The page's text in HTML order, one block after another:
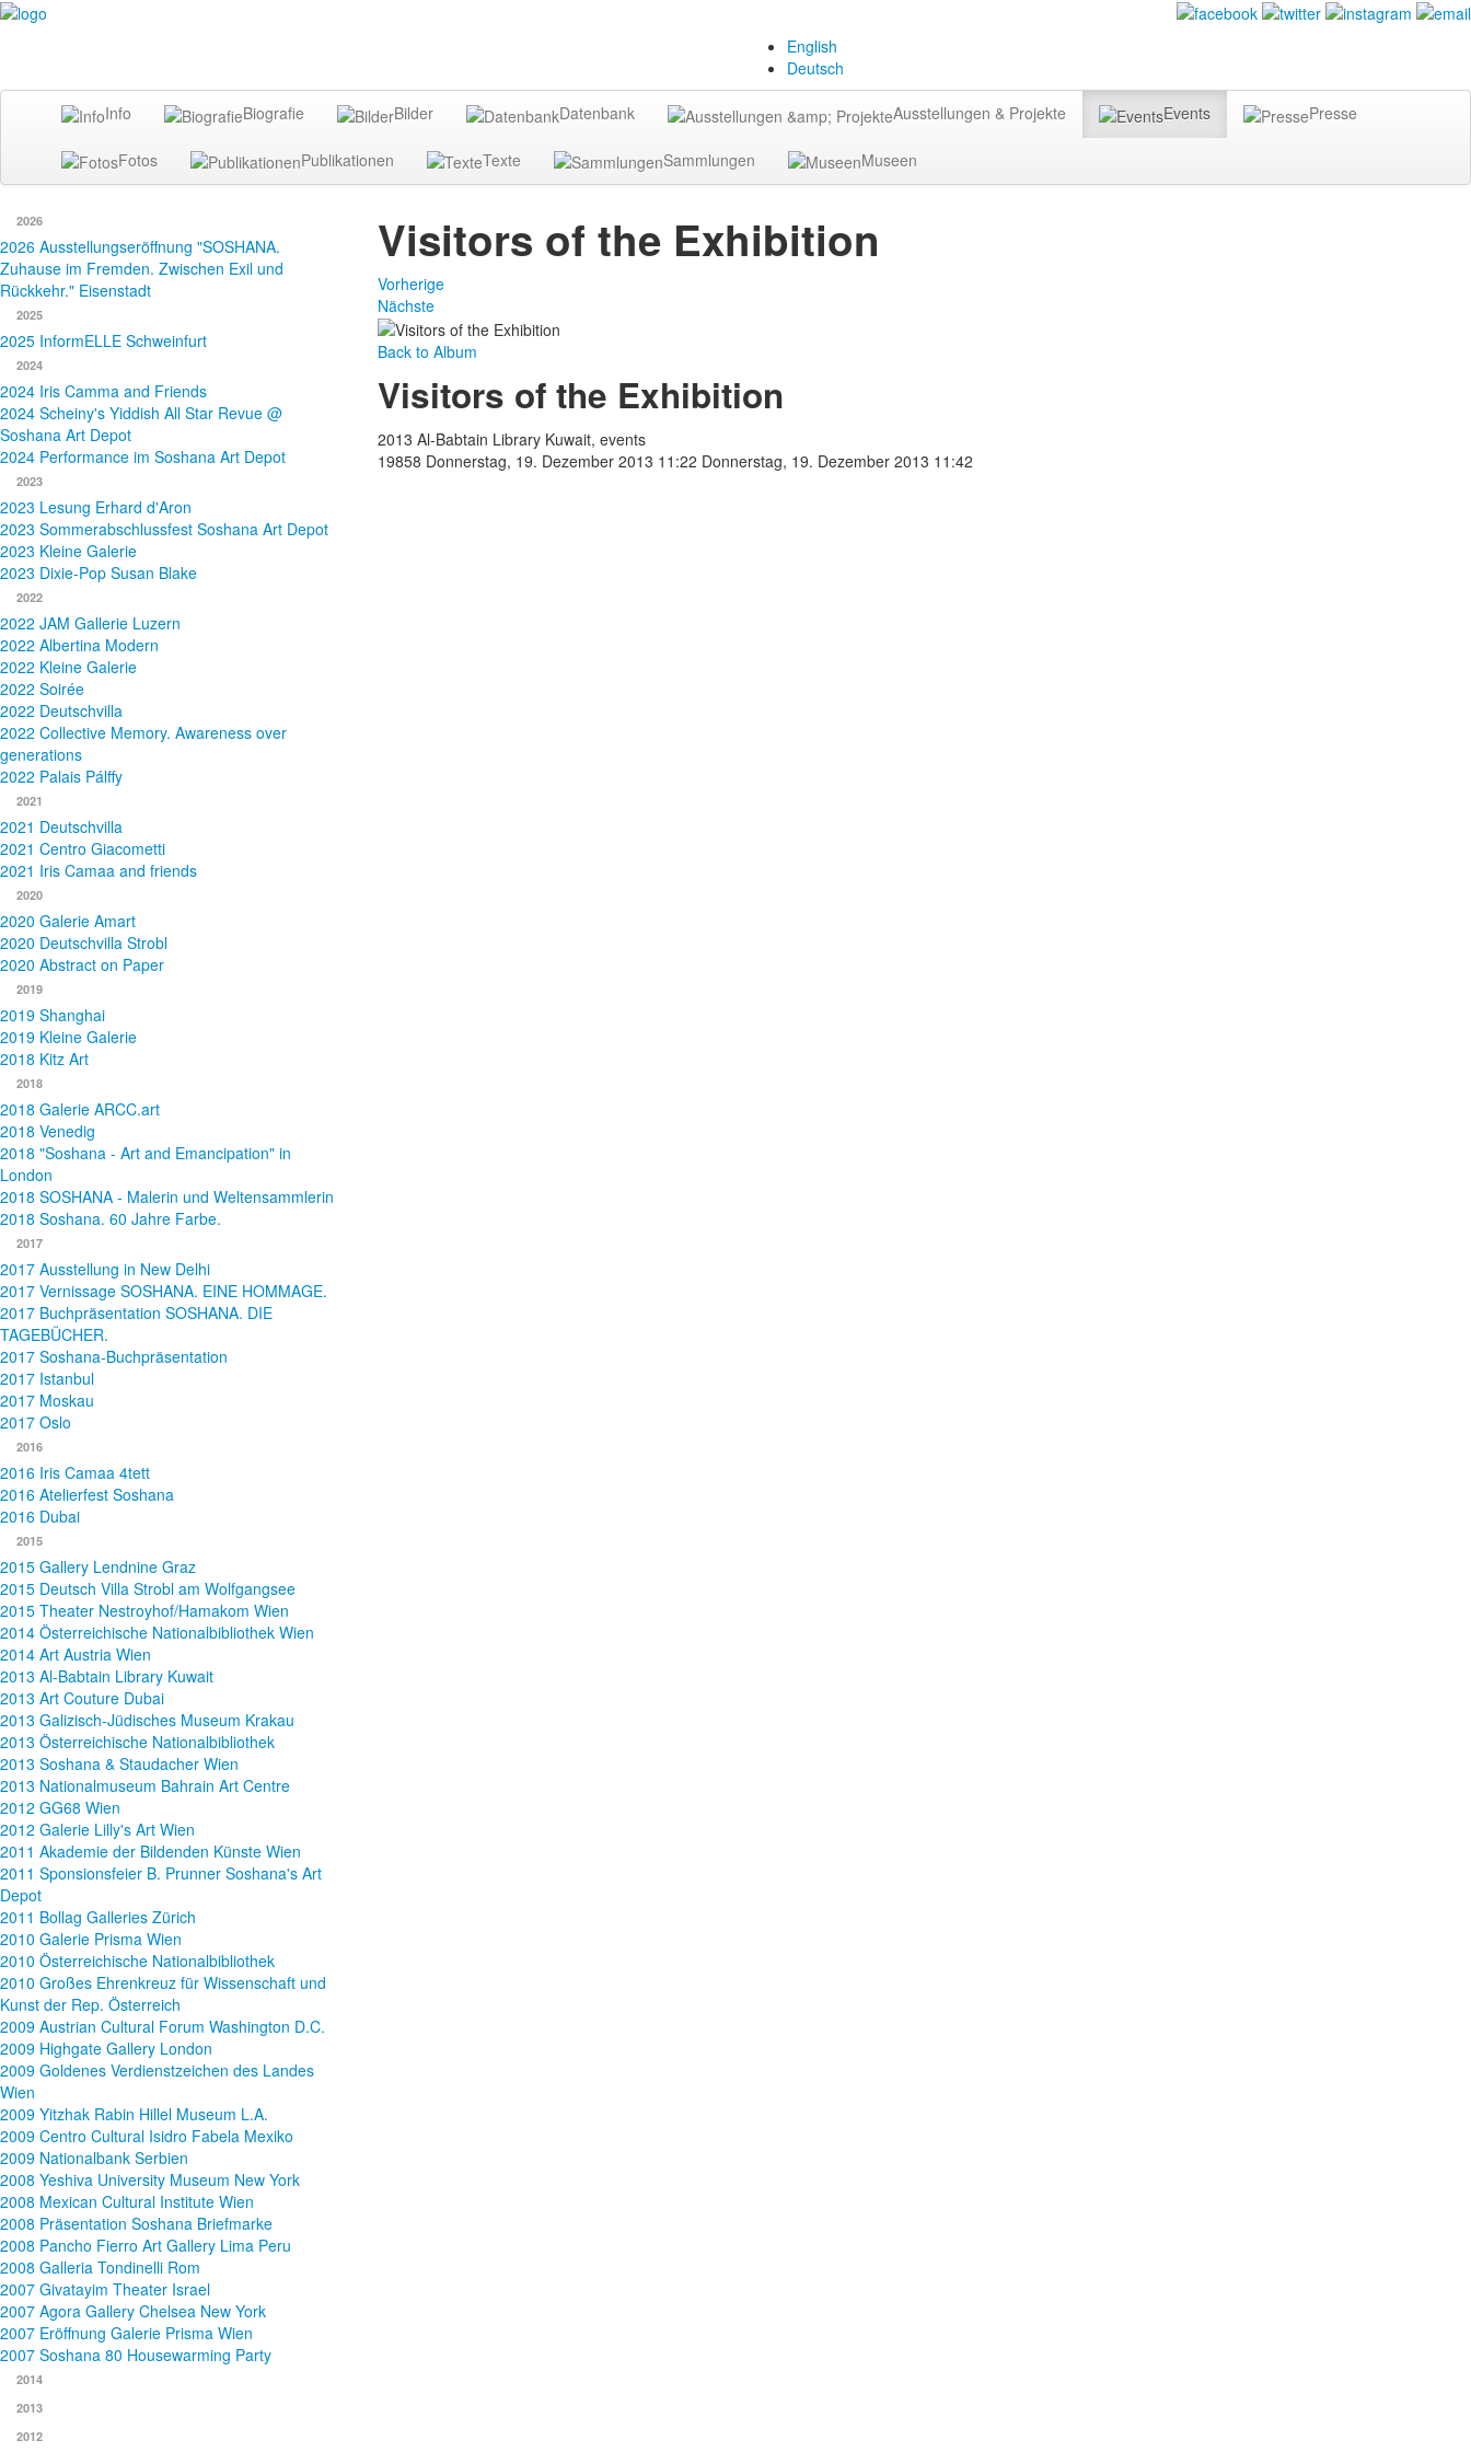
English
Deutsch
Info Biografie Bilder Datenbank Ausstellungen & Projekte Events Presse
Fotos Publikationen Texte Sammlungen Museen
2026
2026 Ausstellungseröffnung "SOSHANA.
Zuhause im Fremden. Zwischen Exil und
Rückkehr." Eisenstadt
2025
2025 InformELLE Schweinfurt
2024
2024 Iris Camma and Friends
2024 Scheiny's Yiddish All Star Revue @
Soshana Art Depot
2024 Performance im Soshana Art Depot
2023
2023 Lesung Erhard d'Aron
2023 Sommerabschlussfest Soshana Art Depot
2023 Kleine Galerie
2023 Dixie-Pop Susan Blake
2022
2022 JAM Gallerie Luzern
2022 Albertina Modern
2022 Kleine Galerie
2022 Soirée
2022 Deutschvilla
2022 Collective Memory. Awareness over
generations
2022 Palais Pálffy
2021
2021 Deutschvilla
2021 Centro Giacometti
2021 Iris Camaa and friends
2020
2020 Galerie Amart
2020 Deutschvilla Strobl
2020 Abstract on Paper
2019
2019 Shanghai
2019 Kleine Galerie
2018 Kitz Art
2018
2018 Galerie ARCC.art
2018 Venedig
2018 "Soshana - Art and Emancipation" in
London
2018 SOSHANA - Malerin und Weltensammlerin
2018 Soshana. 60 Jahre Farbe.
2017
2017 Ausstellung in New Delhi
2017 Vernissage SOSHANA. EINE HOMMAGE.
2017 Buchpräsentation SOSHANA. DIE
TAGEBÜCHER.
2017 Soshana-Buchpräsentation
2017 Istanbul
2017 Moskau
2017 Oslo
2016
2016 Iris Camaa 4tett
2016 Atelierfest Soshana
2016 Dubai
2015
2015 Gallery Lendnine Graz
2015 Deutsch Villa Strobl am Wolfgangsee
2015 Theater Nestroyhof/Hamakom Wien
2014 Österreichische Nationalbibliothek Wien
2014 Art Austria Wien
2013 Al-Babtain Library Kuwait
2013 Art Couture Dubai
2013 Galizisch-Jüdisches Museum Krakau
2013 Österreichische Nationalbibliothek
2013 Soshana & Staudacher Wien
2013 Nationalmuseum Bahrain Art Centre
2012 GG68 Wien
2012 Galerie Lilly's Art Wien
2011 Akademie der Bildenden Künste Wien
2011 Sponsionsfeier B. Prunner Soshana's Art
Depot
2011 Bollag Galleries Zürich
2010 Galerie Prisma Wien
2010 Österreichische Nationalbibliothek
2010 Großes Ehrenkreuz für Wissenschaft und
Kunst der Rep. Österreich
2009 Austrian Cultural Forum Washington D.C.
2009 Highgate Gallery London
2009 Goldenes Verdienstzeichen des Landes
Wien
2009 Yitzhak Rabin Hillel Museum L.A.
2009 Centro Cultural Isidro Fabela Mexiko
2009 Nationalbank Serbien
2008 Yeshiva University Museum New York
2008 Mexican Cultural Institute Wien
2008 Präsentation Soshana Briefmarke
2008 Pancho Fierro Art Gallery Lima Peru
2008 Galleria Tondinelli Rom
2007 Givatayim Theater Israel
2007 Agora Gallery Chelsea New York
2007 Eröffnung Galerie Prisma Wien
2007 Soshana 80 Housewarming Party
2014
2013
2012
Visitors of the Exhibition
Vorherige
Nächste
Back to Album
Visitors of the Exhibition
2013 Al-Babtain Library Kuwait, events
19858 Donnerstag, 19. Dezember 2013 11:22 Donnerstag, 19. Dezember 2013 11:42